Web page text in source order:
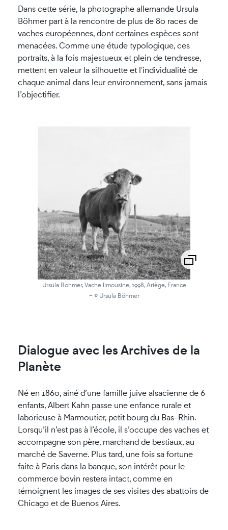
Dans cette série, la photographe allemande Ursula
Böhmer part à la rencontre de plus de 80 races de
vaches européennes, dont certaines espèces sont
menacées. Comme une étude typologique, ces
portraits, à la fois majestueux et plein de tendresse,
mettent en valeur la silhouette et l'individualité de
chaque animal dans leur environnement, sans jamais
l’objectifier.
Ursula Böhmer, Vache limousine, 1998, Ariège, France
- © Ursula Böhmer
Dialogue avec les Archives de la
Planète
Né en 1860, ainé d’une famille juive alsacienne de 6
enfants, Albert Kahn passe une enfance rurale et
laborieuse à Marmoutier, petit bourg du Bas-Rhin.
Lorsqu’il n’est pas à l’école, il s’occupe des vaches et
accompagne son père, marchand de bestiaux, au
marché de Saverne. Plus tard, une fois sa fortune
faite à Paris dans la banque, son intérêt pour le
commerce bovin restera intact, comme en
témoignent les images de ses visites des abattoirs de
Chicago et de Buenos Aires.